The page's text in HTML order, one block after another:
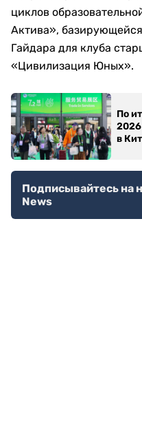
циклов
Актива»,
Гайдара для клуба
«Цивилизация Юных».
По
2026
в
Подписывайтесь на
News